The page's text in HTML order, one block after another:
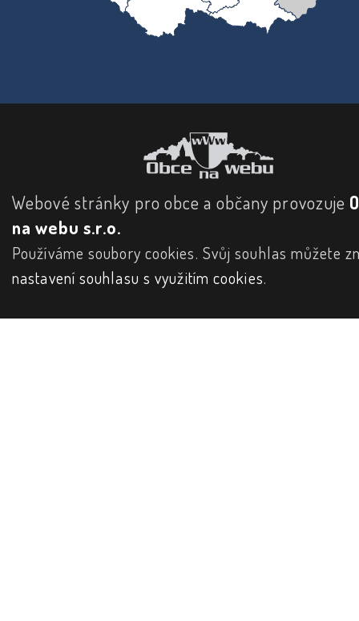
Webové stránky pro obce a občany provozuje
na webu s.r.o.
Používáme soubory cookies. Svůj souhlas můžete
nastavení souhlasu s využitím cookies.